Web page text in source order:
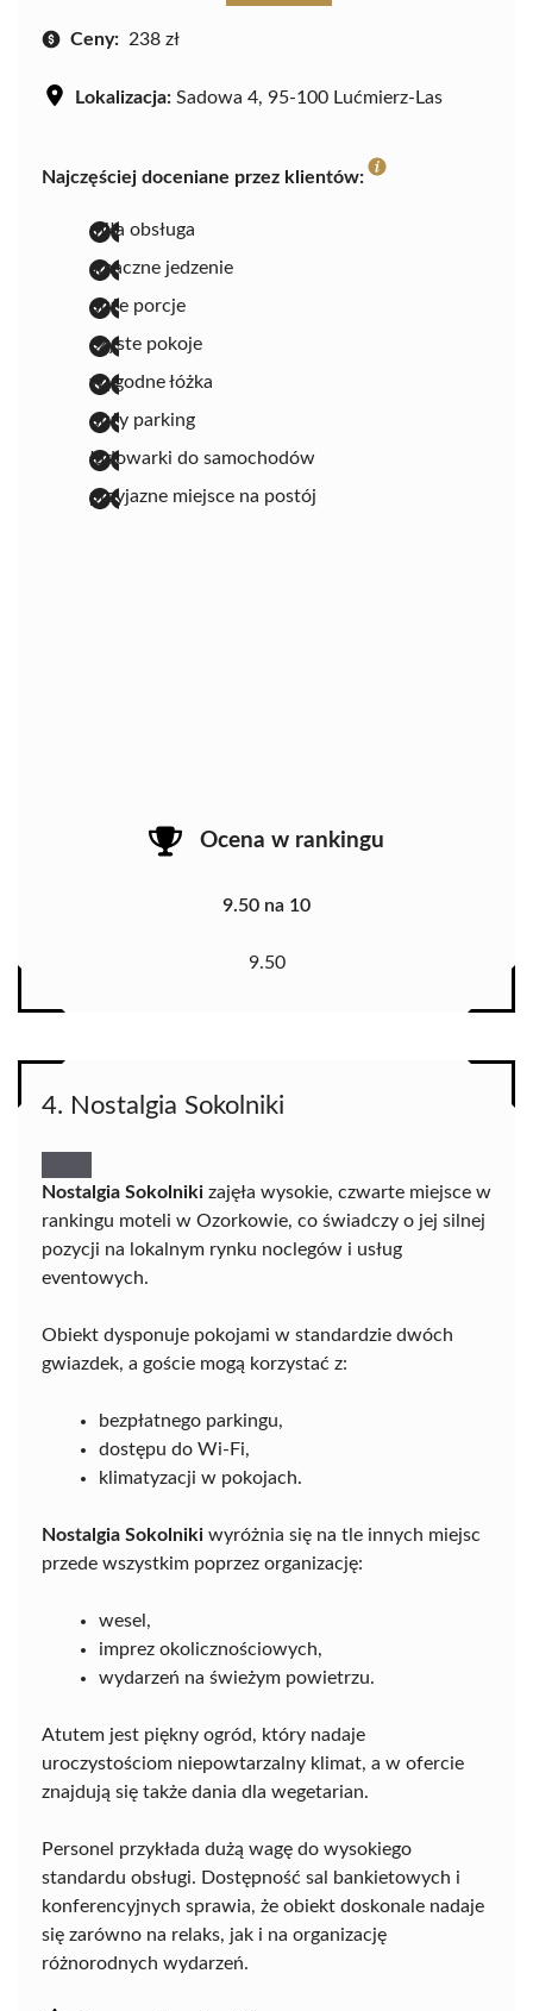
Ceny: 238 zł
Lokalizacja: Sadowa 4, 95-100 Lućmierz-Las
Najczęściej doceniane przez klientów:
miła obsługa
smaczne jedzenie
duże porcje
czyste pokoje
wygodne łóżka
duży parking
ładowarki do samochodów
przyjazne miejsce na postój
Ocena w rankingu
9.50 na 10
9.50
4. Nostalgia Sokolniki
Nostalgia Sokolniki zajęła wysokie, czwarte miejsce w
rankingu moteli w Ozorkowie, co świadczy o jej silnej
pozycji na lokalnym rynku noclegów i usług
eventowych.
Obiekt dysponuje pokojami w standardzie dwóch
gwiazdek, a goście mogą korzystać z:
bezpłatnego parkingu,
dostępu do Wi-Fi,
klimatyzacji w pokojach.
Nostalgia Sokolniki wyróżnia się na tle innych miejsc
przede wszystkim poprzez organizację:
wesel,
imprez okolicznościowych,
wydarzeń na świeżym powietrzu.
Atutem jest piękny ogród, który nadaje
uroczystościom niepowtarzalny klimat, a w ofercie
znajdują się także dania dla wegetarian.
Personel przykłada dużą wagę do wysokiego
standardu obsługi. Dostępność sal bankietowych i
konferencyjnych sprawia, że obiekt doskonale nadaje
się zarówno na relaks, jak i na organizację
różnorodnych wydarzeń.